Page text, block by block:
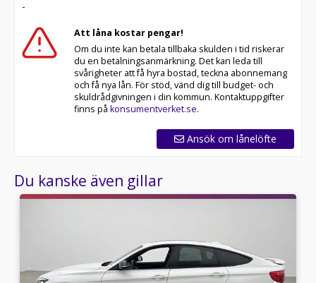
Välkomna!
Utrustning/Tillbehör:
2 Zons
- Infällbar,Elektrisk bagagelucka,Elhissar fram och
bak,Elstol förare,Elstol
passagerare,Färddator,Farthållare,GPS,Infällbar
fram,Läderklädsel,Start/stopp-
klimatanläggning,Klädsel
-
Att låna kostar pengar!
Om du inte kan betala tillbaka skulden i tid riskerar
du en betalningsanmärkning. Det kan leda till
svårigheter att få hyra bostad, teckna abonnemang
och få nya lån. För stöd, vänd dig till budget- och
skuldrådgivningen i din kommun. Kontaktuppgifter
finns på konsumentverket.se.
Ansök om lånelöfte
Du kanske även gillar